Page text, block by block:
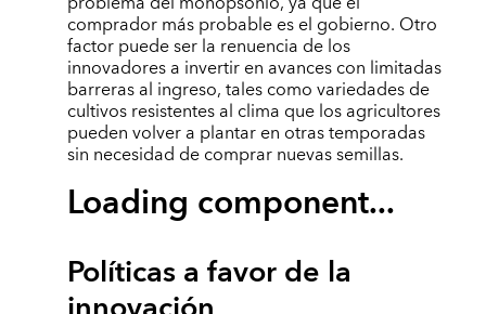
comprador más probable es el gobierno. Otro
factor puede ser la renuencia de los
innovadores a invertir en avances con limitadas
barreras al ingreso, tales como variedades de
cultivos resistentes al clima que los agricultores
pueden volver a plantar en otras temporadas
sin necesidad de comprar nuevas semillas.
Loading component...
Políticas a favor de la